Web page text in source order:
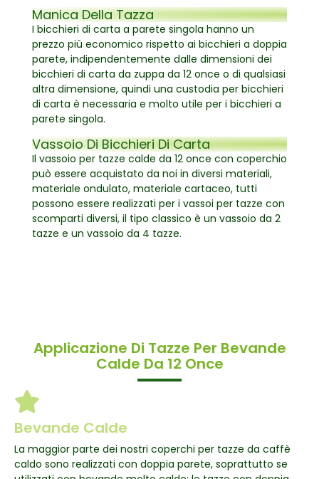
Manica Della Tazza
I bicchieri di carta a parete singola hanno un
prezzo più economico rispetto ai bicchieri a doppia
parete, indipendentemente dalle dimensioni dei
bicchieri di carta da zuppa da 12 once o di qualsiasi
altra dimensione, quindi una custodia per bicchieri
di carta è necessaria e molto utile per i bicchieri a
parete singola.
Vassoio Di Bicchieri Di Carta
Il vassoio per tazze calde da 12 once con coperchio
può essere acquistato da noi in diversi materiali,
materiale ondulato, materiale cartaceo, tutti
possono essere realizzati per i vassoi per tazze con
scomparti diversi, il tipo classico è un vassoio da 2
tazze e un vassoio da 4 tazze.
Applicazione Di Tazze Per Bevande
Calde Da 12 Once
Bevande Calde
La maggior parte dei nostri coperchi per tazze da caffè
caldo sono realizzati con doppia parete, soprattutto se